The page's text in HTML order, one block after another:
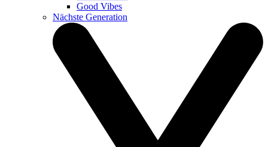
Good Vibes
Nächste Generation